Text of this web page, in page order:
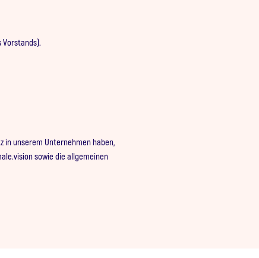
in unserem Unternehmen haben,
sowie die allgemeinen